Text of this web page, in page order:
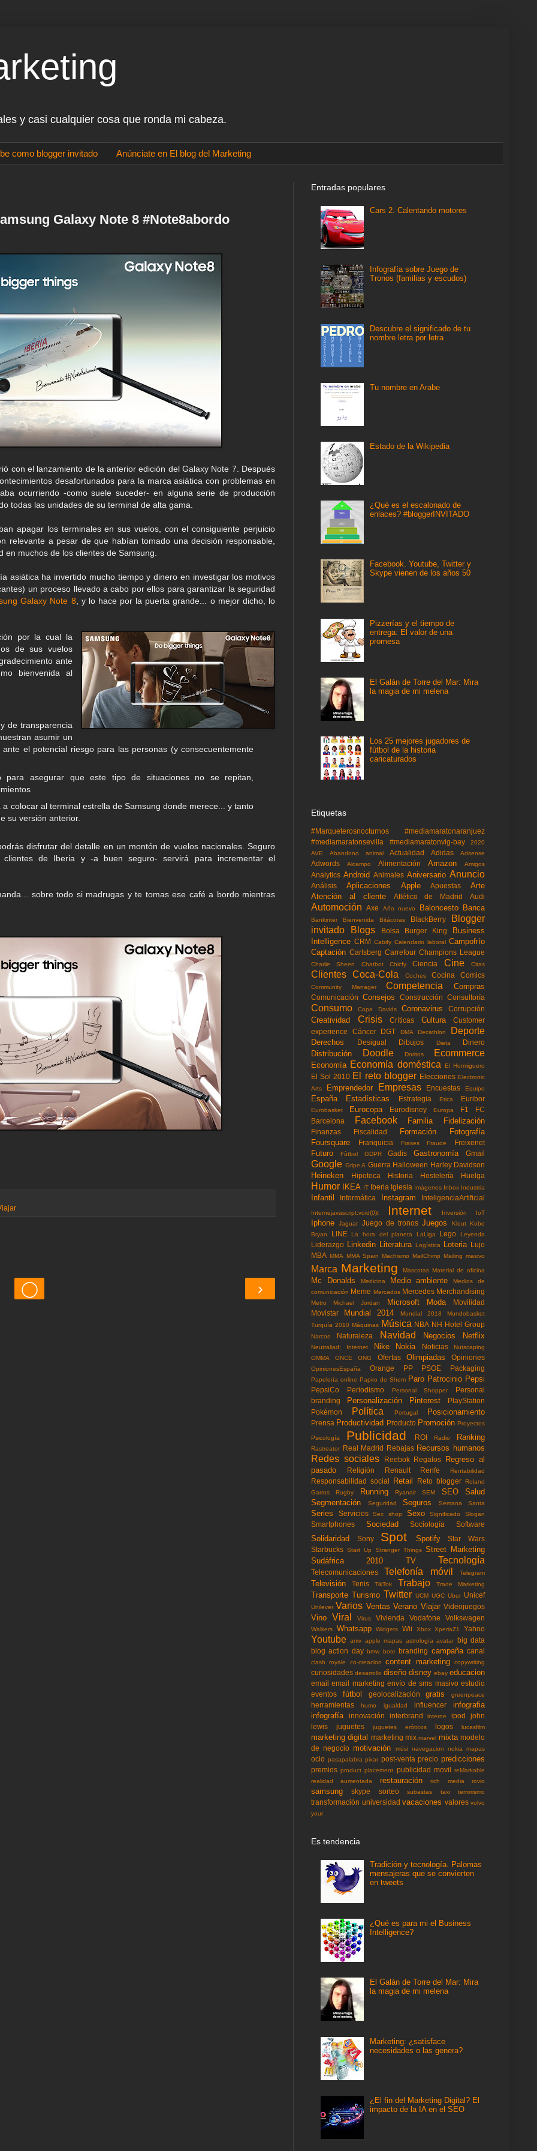
y casi cualquier cosa que ronda mi cabeza.
como blogger invitado Anúnciate en El blog del Marketing
Galaxy Note 8 #Note8abordo
con el lanzamiento de la anterior edición del Galaxy Note 7. Después
desafortunados para la marca asiática con problemas en
ocurriendo -como suele suceder- en alguna serie de producción
todas las unidades de su terminal de alta gama.
apagar los terminales en sus vuelos, con el consiguiente perjuicio
relevante a pesar de que habían tomado una decisión responsable,
muchos de los clientes de Samsung.
asiática ha invertido mucho tiempo y dinero en investigar los motivos
un proceso llevado a cabo por ellos para garantizar la seguridad
Galaxy Note 8 , y lo hace por la puerta grande... o mejor dicho, lo
por la cual la
de sus vuelos
ante
bienvenida al
de transparencia
asumir un
el potencial riesgo para las personas (y consecuentemente
para asegurar que este tipo de situaciones no se repitan,
colocar al terminal estrella de Samsung donde merece... y tanto
su versión anterior.
disfrutar del detalle en un montón de vuelos nacionales. Seguro
de Iberia y -a buen seguro- servirá para incrementar el
sobre todo si madrugas y te tomas ese café a bordo mientras
›
◯
Entradas populares
Cars 2. Calentando motores
Infografía sobre Juego de
Tronos (familias y escudos)
Descubre el significado de tu
nombre letra por letra
Tu nombre en Arabe
Estado de la Wikipedia
¿Qué es el escalonado de
enlaces? #bloggerINVITADO
Facebook. Youtube, Twitter y
Skype vienen de los años 50
Pizzerías y el tiempo de
entrega: El valor de una
promesa
El Galán de Torre del Mar: Mira
la magia de mi melena
Los 25 mejores jugadores de
fútbol de la historia
caricaturados
Etiquetas
#Marqueterosnocturnos
#mediamaratonaranjuez
#mediamaratonsevilla
#mediamaratonvig-bay
2020
AVE
Abandono animal Actualidad Adidas Adsense
Adwords Alcampo Alimentación Amazon Amigos
Analytics Android Animales Aniversario Anuncio
Análisis Aplicaciones Apple Apuestas
Arte
Atención al cliente
Atlético de Madrid Audi
Automoción Axe Año nuevo Baloncesto Banca
Bankinter Bienvenida Bitácoras BlackBerry
Blogger
invitado
Blogs Bolsa Burger King
Business
Intelligence CRM Cabify Calendario laboral Campofrío
Captación Carlsberg Carrefour Champions League
Charlie Sheen Chatbot Chicfy Ciencia Cine Citas
Clientes Coca-Cola Coches Cocina Comics
Community Manager Competencia Compras
Comunicación Consejos Construcción Consultoría
Consumo Copa Davids Coronavirus Corrupción
Creatividad Crisis Críticas Cultura
Customer
experience
Cáncer DGT DMA Decathlon Deporte
Derechos Desigual Dibujos Dieta Dinero
Distribución Doodle Doritos Ecommerce
Economía Economía doméstica El Hormiguero
El Sol 2010 El reto blogger Elecciones Electronic
Arts
Emprendedor Empresas Encuestas Equipo
España Estadísticas Estrategia Etica Euribor
Eurobasket Eurocopa Eurodisney Europa F1
FC
Barcelona
Facebook Familia Fidelización
Finanzas Fiscalidad Formación
Fotografía
Foursquare
Franquicia Frases Fraude Freixenet
Futuro Fùtbol GDPR Gadis Gastronomía Gmail
Google Gripe A Guerra Halloween Harley Davidson
Heineken Hipoteca Historia Hostelería Huelga
Humor IKEA IT Iberia Iglesia Imágenes Inbox Industria
Infantil Informática Instagram InteligenciaArtificial
Internejavascript:void(0)t Internet Inversión IoT
Iphone Jaguar Juego de tronos Juegos Klout Kobe
Bryan
LINE La hora del planeta LaLiga Lego Leyenda
Liderazgo Linkedin Literatura Logística Loteria Lujo
MBA MMA MMA Spain Machismo MailChimp Mailing masivo
Marca Marketing Mascotas Material de oficina
Mc Donalds Medicina Medio ambiente
Medios de
comunicación Meme Mercados Mercedes Merchandising
Metro Michael Jordan Microsoft Moda
Movilidad
Movistar
Mundial 2014 Mundial 2018
Mundobasket
Turquía 2010 Máquinas Música NBA NH Hotel Group
Narcos Naturaleza Navidad Negocios Netflix
Neutraliad; Internet Nike Nokia Noticias
Nutscaping
OMMA
ONCE ONG Ofertas Olimpiadas Opiniones
OpinionesEspaña Orange PP PSOE Packaging
Papelería online Papiro de Shem Paro Patrocinio Pepsi
PepsiCo Periodismo Personal Shopper
Personal
branding
Personalización Pinterest
PlayStation
Pokémon
Política Portugal Posicionamiento
Prensa Productividad Producto Promoción Proyectos
Psicología Publicidad ROI Radio Ranking
Rastreator Real Madrid Rebajas Recursos humanos
Redes sociales Reebok Regalos
Regreso al
pasado
Religión Renault Renfe Rentabilidad
Responsabilidad social Retail Reto blogger Roland
Garros
Rugby Running Ryanair SEM SEO
Salud
Segmentación
Seguridad Seguros Semana Santa
Series Servicios Sex shop Sexo Significado Slogan
Smartphones Sociedad Sociología Software
Solidaridad Sony Spot Spotify
Star Wars
Starbucks Start Up Stranger Things Street Marketing
Sudáfrica 2010
TV Tecnología
Telecomunicaciones Telefonía móvil Telegram
Televisión Tenis TikTok Trabajo Trade Marketing
Transporte Turismo Twitter UCM UGC Uber Unicef
Unilever Varios Ventas Verano Viajar Videojuegos
Vino Viral Virus Vivienda Vodafone Volkswagen
Walkers Whatsapp Widgets Wii Xbox XperiaZ1 Yahoo
Youtube aniv apple mapas astrología avatar big data
blog action day bmw bote branding campaña canal
clash royale co-creacion content marketing copywriting
curiosidades desarrollo diseño disney ebay educacion
email email marketing envío de sms masivo estudio
eventos
fútbol geolocalización gratis greenpeace
herramientas humo igualdad influencer
infografia
infografía
innovación interbrand interne ipod
john
lewis
juguetes juguetes eróticos logos lucasfilm
marketing digital marketing mix marvel mixta modelo
de negocio motivación músi navegacion nokia mapas
ocio pasapalabra pixar post-venta precio predicciones
premios product placement publicidad movil reMarkable
realidad aumentada
restauración rich media rovio
samsung skype sorteo subastas taxi terrorismo
transformación universidad vacaciones valores volvo
your
Es tendencia
Tradición y tecnología. Palomas
mensajeras que se convierten
en tweets
¿Qué es para mi el Business
Intelligence?
El Galán de Torre del Mar: Mira
la magia de mi melena
Marketing: ¿satisface
necesidades o las genera?
¿El fin del Marketing Digital? El
impacto de la IA en el SEO